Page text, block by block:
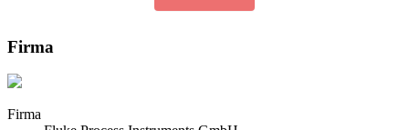
Firma
Firma